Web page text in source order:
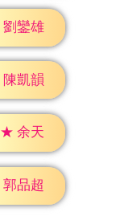
劉鑾雄
陳凱韻
★ 余天
郭品超